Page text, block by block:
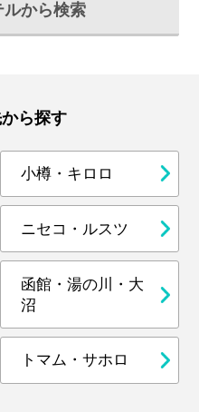
ルから検索
ら探す
小樽・キロロ
ニセコ・ルスツ
函館・湯の川・大
沼
トマム・サホロ